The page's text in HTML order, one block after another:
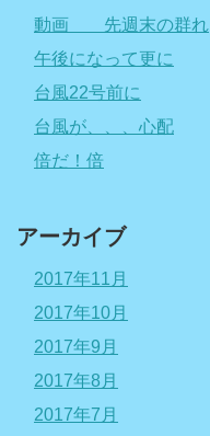
動画 先週末の群れ
午後になって更に
台風22号前に
台風が、、、心配
倍だ！倍
アーカイブ
2017年11月
2017年10月
2017年9月
2017年8月
2017年7月